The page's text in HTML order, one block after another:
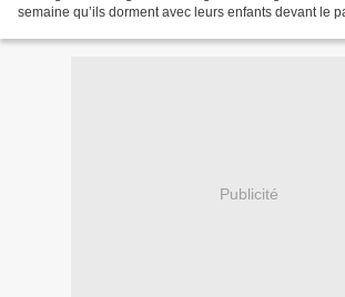
semaine qu’ils dorment avec leurs enfants devant le
Publicité